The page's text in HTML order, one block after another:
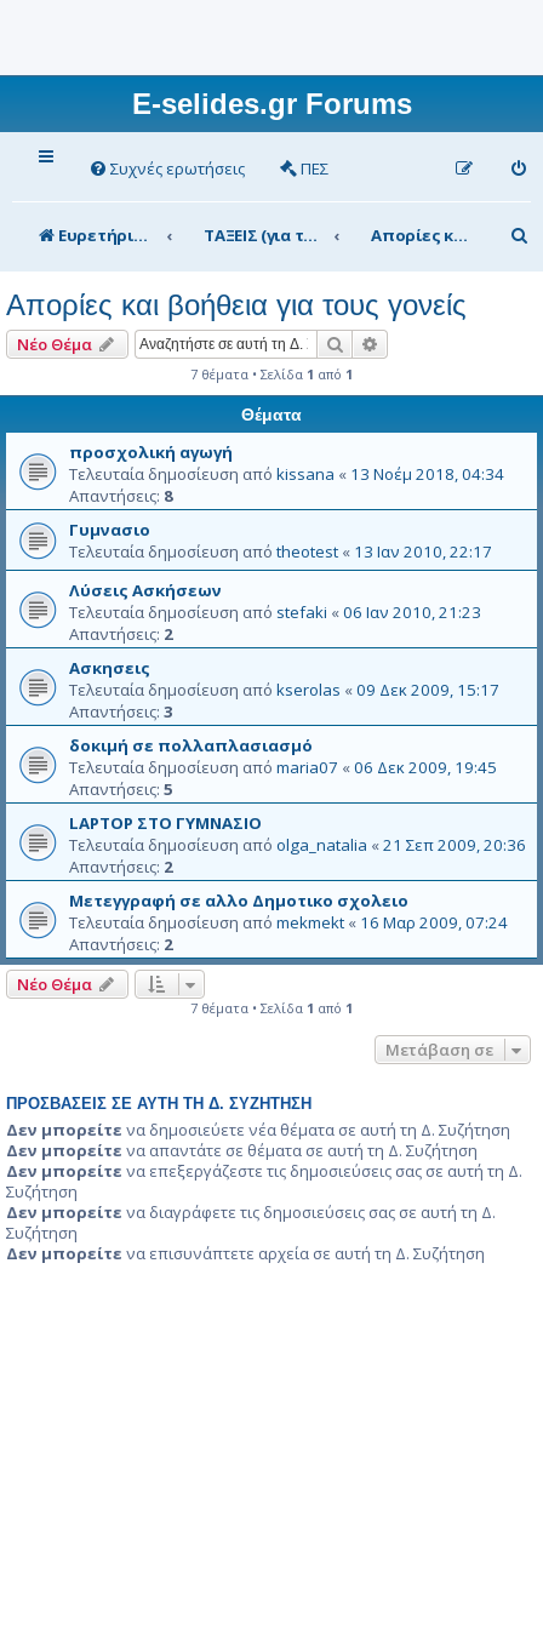
E-selides.gr Forums
Συχνές ερωτήσεις ΠΕΣ
Ευρετήριο Δ. Συζήτησης ΤΑΞΕΙΣ (για τα μέλη) Απορίες και βοήθεια για τους γονείς
ν
η
Απορίες και βοήθεια για τους γονείς
Νέο Θέμα Αναζήτηση
7 θέματα • Σελίδα 1 από 1
Θέματα
προσχολική αγωγή
Τελευταία δημοσίευση από kissana « 13 Νοέμ 2018, 04:34
Απαντήσεις: 8
Γυμνασιο
Τελευταία δημοσίευση από theotest « 13 Ιαν 2010, 22:17
Λύσεις Ασκήσεων
Τελευταία δημοσίευση από stefaki «06 Ιαν 2010, 21:23
Απαντήσεις: 2
Ασκησεις
Τελευταία δημοσίευση από kserolas «09 Δεκ 2009, 15:17
Απαντήσεις: 3
δοκιμή σε πολλαπλασιασμό
Τελευταία δημοσίευση από maria07 «06 Δεκ 2009, 19:45
Απαντήσεις: 5
LAPTOP ΣΤΟ ΓΥΜΝΑΣΙΟ
Τελευταία δημοσίευση από olga_natalia «21 Σεπ 2009, 20:36
Απαντήσεις: 2
Μετεγγραφή σε αλλο Δημοτικο σχολειο
Τελευταία δημοσίευση από mekmekt « 16 Μαρ 2009, 07:24
Απαντήσεις: 2
Νέο Θέμα
7 θέματα • Σελίδα 1 από 1
Μετάβαση σε
ΠΡΟΣΒΆΣΕΙΣ ΣΕ ΑΥΤΉ ΤΗ Δ. ΣΥΖΉΤΗΣΗ
Δεν μπορείτε να δημοσιεύετε νέα θέματα σε αυτή τη Δ. Συζήτηση
Δεν μπορείτε να απαντάτε σε θέματα σε αυτή τη Δ. Συζήτηση
Δεν μπορείτε να επεξεργάζεστε τις δημοσιεύσεις σας σε αυτή τη Δ.
Συζήτηση
Δεν μπορείτε να διαγράφετε τις δημοσιεύσεις σας σε αυτή τη Δ.
Συζήτηση
Δεν μπορείτε να επισυνάπτετε αρχεία σε αυτή τη Δ. Συζήτηση